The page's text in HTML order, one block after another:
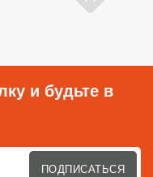
и будьте в
ПОДПИСАТЬСЯ